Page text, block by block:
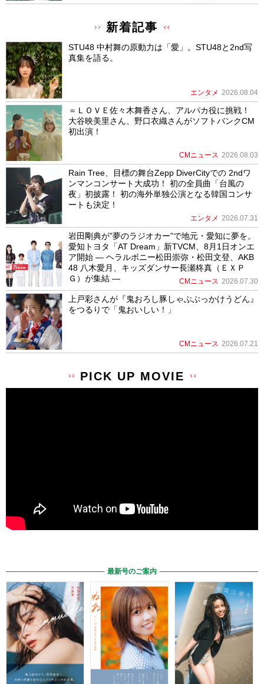
新着記事
STU48 中村舞の原動力は「愛」。STU48と2nd写
真集を語る。
エンタメ 2026.08.04
＝ＬＯＶＥ佐々木舞香さん、アルパカ役に挑戦！
大谷映美里さん、野口衣織さんがソフトバンクCM
初出演！
CMニュース 2026.08.03
Rain Tree、目標の舞台Zepp DiverCityでの 2ndワ
ンマンコンサート大成功！ 初の全員曲「台風の
夜」初披露！ 初の海外単独公演となる韓国コンサ
ートも決定！
エンタメ 2026.07.31
岩田剛典が”夢のラジオカー”で地元・愛知に夢を。
愛知トヨタ「AT Dream」新TVCM、8月1日オンエ
ア開始 ― ヘラルボニー松田崇弥・松田文登、AKB
48 八木愛月、キッズダンサー長瀬柊真（ＥＸＰ
Ｇ）が集結 ―
CMニュース 2026.07.30
上戸彩さんが『鬼おろし豚しゃぶぶっかけうどん』
をつるりで「鬼おいしい！」
CMニュース 2026.07.21
PICK UP MOVIE
最新号のご案内